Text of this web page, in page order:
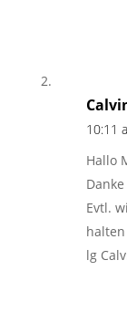
10:11
Hallo
Evtl.
lg